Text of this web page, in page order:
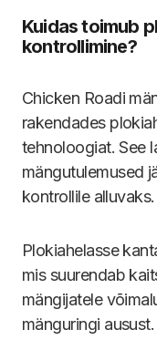
Kuidas toimub
kontrollimine?
Chicken Roadi
rakendades
tehnoloogiat. See
mängutulemused
kontrollile alluvaks.
Plokiahelasse
mis suurendab
mängijatele
mänguringi ausust.